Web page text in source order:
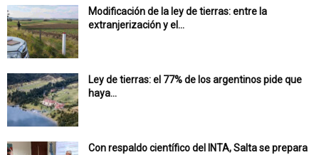
Modificación de la ley de tierras: entre la
extranjerización y el...
Ley de tierras: el 77% de los argentinos pide que
haya...
Con respaldo científico del INTA, Salta se prepara